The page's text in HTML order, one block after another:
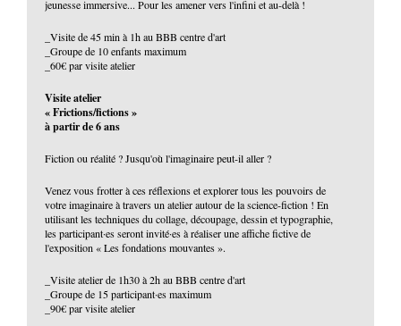
jeunesse immersive... Pour les amener vers l'infini et au-delà !
_Visite de 45 min à 1h au BBB centre d'art
_Groupe de 10 enfants maximum
_60€ par visite atelier
Visite atelier
« Frictions/fictions »
à partir de 6 ans
Fiction ou réalité ? Jusqu'où l'imaginaire peut-il aller ?
Venez vous frotter à ces réflexions et explorer tous les pouvoirs de
votre imaginaire à travers un atelier autour de la science-fiction ! En
utilisant les techniques du collage, découpage, dessin et typographie,
les participant·es seront invité·es à réaliser une affiche fictive de
l'exposition « Les fondations mouvantes ».
_Visite atelier de 1h30 à 2h au BBB centre d'art
_Groupe de 15 participant·es maximum
_90€ par visite atelier